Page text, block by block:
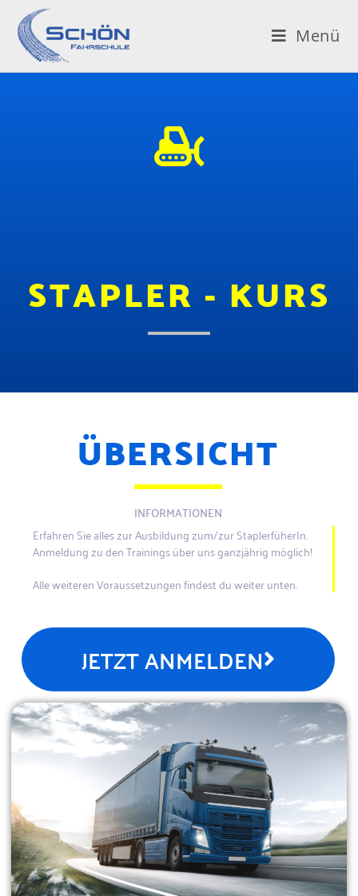
Menü
STAPLER - KURS
ÜBERSICHT
INFORMATIONEN
Erfahren Sie alles zur Ausbildung zum/zur StaplerfüherIn.
Anmeldung zu den Trainings über uns ganzjährig möglich!
Alle weiteren Voraussetzungen findest du weiter unten.
JETZT ANMELDEN